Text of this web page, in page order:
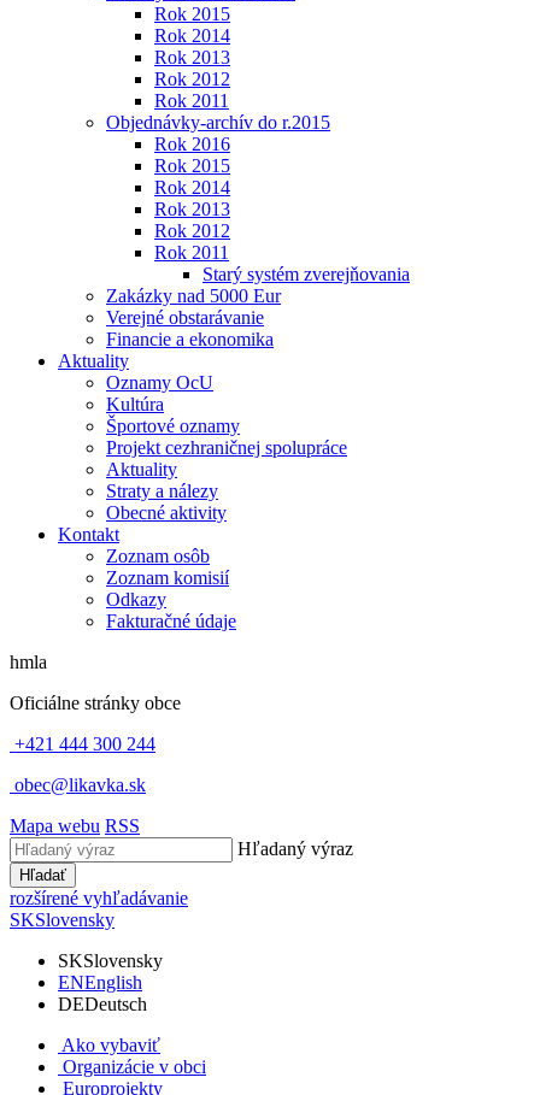
Rok 2015
Rok 2014
Rok 2013
Rok 2012
Rok 2011
Objednávky-archív do r.2015
Rok 2016
Rok 2015
Rok 2014
Rok 2013
Rok 2012
Rok 2011
Starý systém zverejňovania
Zakázky nad 5000 Eur
Verejné obstarávanie
Financie a ekonomika
Aktuality
Oznamy OcU
Kultúra
Športové oznamy
Projekt cezhraničnej spolupráce
Aktuality
Straty a nálezy
Obecné aktivity
Kontakt
Zoznam osôb
Zoznam komisií
Odkazy
Fakturačné údaje
hmla
Oficiálne stránky obce
+421 444 300 244
obec@likavka.sk
Mapa webu RSS
Hľadaný výraz
Hľadať
rozšírené vyhľadávanie
SKSlovensky
SKSlovensky
ENEnglish
DEDeutsch
Ako vybaviť
Organizácie v obci
Europrojekty